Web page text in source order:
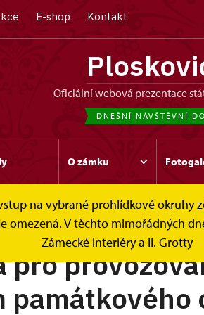
E-shop Kontakt
oficiální webová prezentace
DNEŠNÍ NÁVŠTĚVNÍ
O zámku
na vybrané prohlídkové
V těchto mimořádných
Zámecké interiéry a II. Grotty
Drony
pro
památkového